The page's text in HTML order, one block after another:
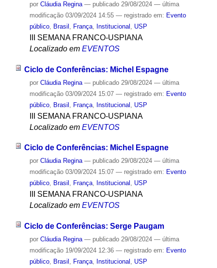
por Cláudia Regina — publicado29/08/2024 — última
modificação03/09/2024 14:55 — registrado em: Evento
público, Brasil , França, Institucional , USP
III SEMANA FRANCO-USPIANA
Localizado em EVENTOS
Ciclo de Conferências: Michel Espagne
por Cláudia Regina — publicado29/08/2024 — última
modificação03/09/2024 15:07 — registrado em: Evento
público, Brasil França, Institucional USP
III SEMANA FRANCO-USPIANA
Localizado em EVENTOS
Ciclo de Conferências: Michel Espagne
por Cláudia Regina — publicado29/08/2024 — última
modificação03/09/2024 15:07 — registrado em: Evento
público, Brasil , França, Institucional , USP
III SEMANA FRANCO-USPIANA
Localizado em EVENTOS
Ciclo de Conferências: Serge Paugam
por Cláudia Regina — publicado29/08/2024 — última
modificação19/09/2024 12:36 — registrado em: Evento
público, Brasil , França, Institucional , USP